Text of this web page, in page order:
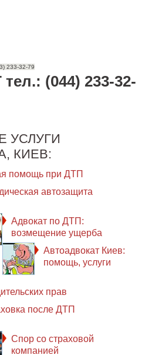
233-32-79
(044) 233-32-
УСЛУГИ
КИЕВ:
помощь при ДТП
автозащита
Адвокат по ДТП:
возмещение ущерба
Автоадвокат Киев:
помощь, услуги
прав
после ДТП
Спор со страховой
компанией